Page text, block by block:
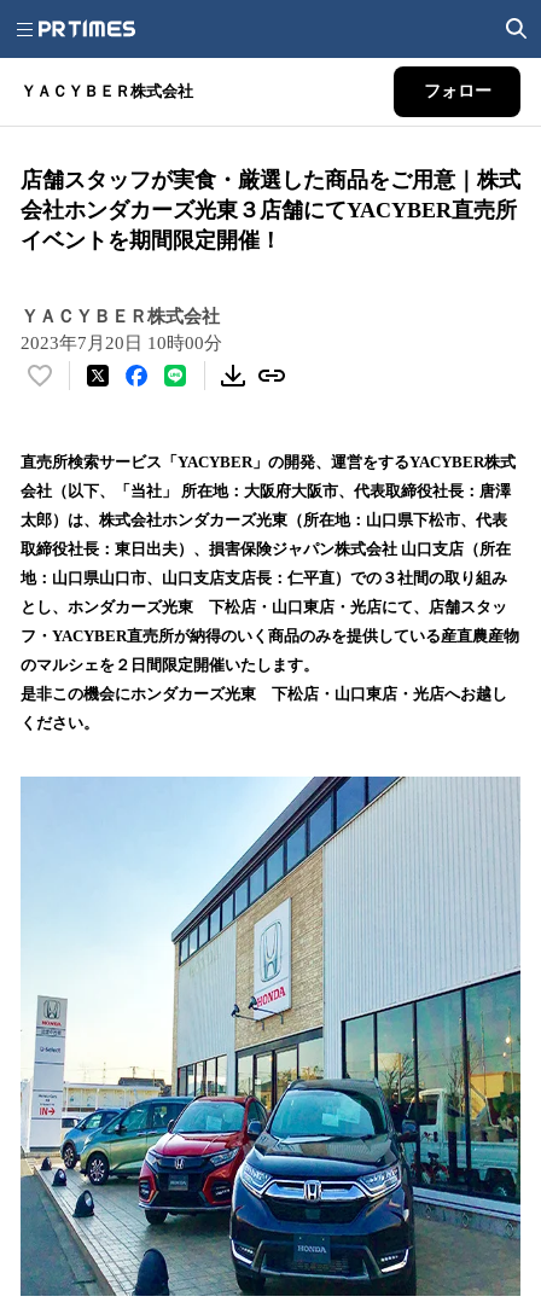
ＹＡＣＹＢＥＲ株式会社 フォロー
店舗スタッフが実食・厳選した商品をご用意｜株式
会社ホンダカーズ光東３店舗にてYACYBER直売所
イベントを期間限定開催！
ＹＡＣＹＢＥＲ株式会社
2023年7月20日 10時00分
い
！
数
を
読
込
み
中
で
す
直売所検索サービス「YACYBER」の開発、運営をするYACYBER株式
会社（以下、「当社」 所在地：⼤阪府⼤阪市、代表取締役社⻑：唐澤
太郎）は、株式会社ホンダカーズ光東（所在地：⼭⼝県下松市、代表
取締役社⻑：東⽇出夫）、損害保険ジャパン株式会社 ⼭⼝⽀店（所在
地：⼭⼝県⼭⼝市、⼭⼝⽀店⽀店⻑：仁平直）での３社間の取り組み
とし、ホンダカーズ光東 下松店・山口東店・光店にて、店舗スタッ
フ・YACYBER直売所が納得のいく商品のみを提供している産直農産物
のマルシェを２日間限定開催いたします。
是非この機会にホンダカーズ光東 下松店・山口東店・光店へお越し
ください。